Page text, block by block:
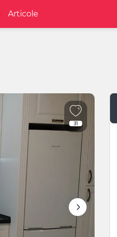
Articole
31